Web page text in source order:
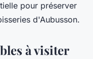
pour préserver
d'Aubusson.
à visiter